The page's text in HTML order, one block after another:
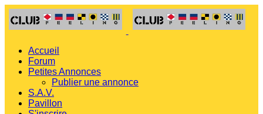
Accueil
Forum
Petites Annonces
Publier une annonce
S.A.V.
Pavillon